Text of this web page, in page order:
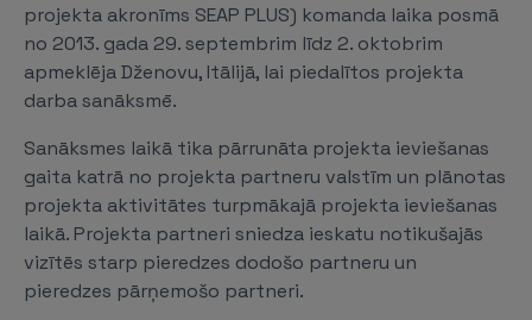
projekta akronīms SEAP PLUS) komanda laika posmā
no 2013. gada 29. septembrim līdz 2. oktobrim
apmeklēja Dženovu, Itālijā, lai piedalītos projekta
darba sanāksmē.
Sanāksmes laikā tika pārrunāta projekta ieviešanas
gaita katrā no projekta partneru valstīm un plānotas
projekta aktivitātes turpmākajā projekta ieviešanas
laikā. Projekta partneri sniedza ieskatu notikušajās
vizītēs starp pieredzes dodošo partneru un
pieredzes pārņemošo partneri.